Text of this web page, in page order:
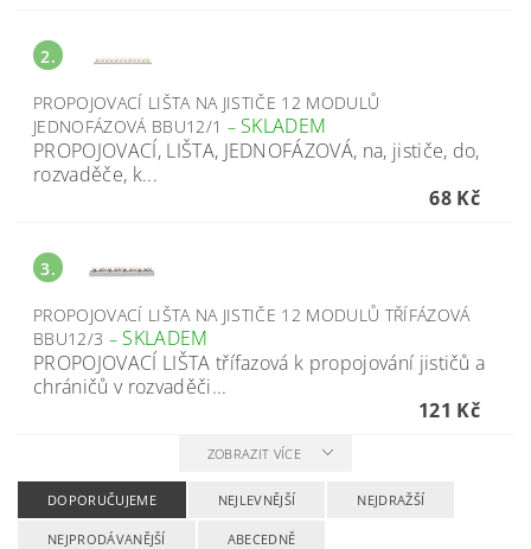
2.
PROPOJOVACÍ LIŠTA NA JISTIČE 12 MODULŮ
JEDNOFÁZOVÁ BBU12/1 – SKLADEM
PROPOJOVACÍ, LIŠTA, JEDNOFÁZOVÁ, na, jističe, do,
rozvaděče, k...
68 Kč
3.
PROPOJOVACÍ LIŠTA NA JISTIČE 12 MODULŮ TŘÍFÁZOVÁ
BBU12/3 – SKLADEM
PROPOJOVACÍ LIŠTA třífazová k propojování jističů a
chráničů v rozvaděči...
121 Kč
ZOBRAZIT VÍCE
DOPORUČUJEME NEJLEVNĚJŠÍ NEJDRAŽŠÍ
NEJPRODÁVANĚJŠÍ ABECEDNĚ